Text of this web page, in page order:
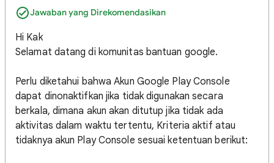
Jawaban yang Direkomendasikan
Hi Kak
Selamat datang di komunitas bantuan google.
Perlu diketahui bahwa Akun Google Play Console
dapat dinonaktifkan jika tidak digunakan secara
berkala, dimana akun akan ditutup jika tidak ada
aktivitas dalam waktu tertentu, Kriteria aktif atau
tidaknya akun Play Console sesuai ketentuan berikut: